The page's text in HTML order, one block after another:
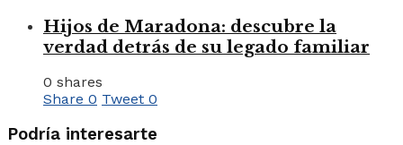
Hijos de Maradona: descubre la
verdad detrás de su legado familiar
0 shares
Share 0 Tweet 0
Podría interesarte